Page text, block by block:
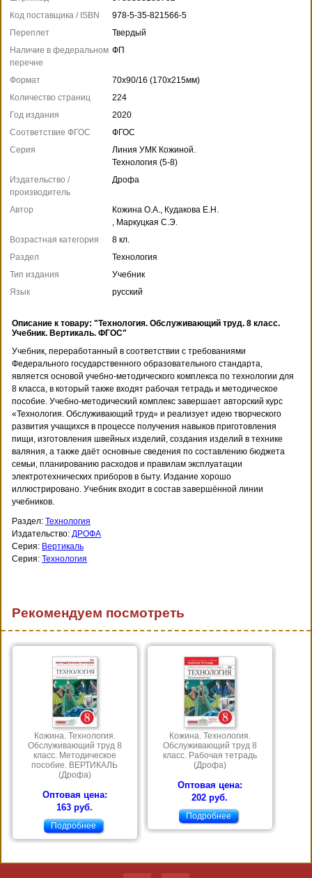
Код поставщика / ISBN
978-5-35-821566-5
Переплет
Твердый
Наличие в федеральном
перечне
ФП
Формат
70x90/16 (170x215мм)
Количество страниц
224
Год издания
2020
Соответствие ФГОС
ФГОС
Серия
Линия УМК Кожиной.
Технология (5-8)
Издательство /
производитель
Дрофа
Автор
Кожина О.А., Кудакова Е.Н.
, Маркуцкая С.Э.
Возрастная категория
8 кл.
Раздел
Технология
Тип издания
Учебник
Язык
русский
Описание к товару: "Технология. Обслуживающий труд. 8 класс.
Учебник. Вертикаль. ФГОС"
Учебник, переработанный в соответствии с требованиями
Федерального государственного образовательного стандарта,
является основой учебно-методического комплекса по технологии для
8 класса, в который также входят рабочая тетрадь и методическое
пособие. Учебно-методический комплекс завершает авторский курс
«Технология. Обслуживающий труд» и реализует идею творческого
развития учащихся в процессе получения навыков приготовления
пищи, изготовления швейных изделий, создания изделий в технике
валяния, а также даёт основные сведения по составлению бюджета
семьи, планированию расходов и правилам эксплуатации
электротехнических приборов в быту. Издание хорошо
иллюстрировано. Учебник входит в состав завершённой линии
учебников.
Раздел: Технология
Издательство: ДРОФА
Серия: Вертикаль
Серия: Технология
Рекомендуем посмотреть
Кожина. Технология.
Обслуживающий труд 8
класс. Методическое
пособие. ВЕРТИКАЛЬ
(Дрофа)
Оптовая цена:
163 руб.
Подробнее
Кожина. Технология.
Обслуживающий труд 8
класс. Рабочая тетрадь
(Дрофа)
Оптовая цена:
202 руб.
Подробнее